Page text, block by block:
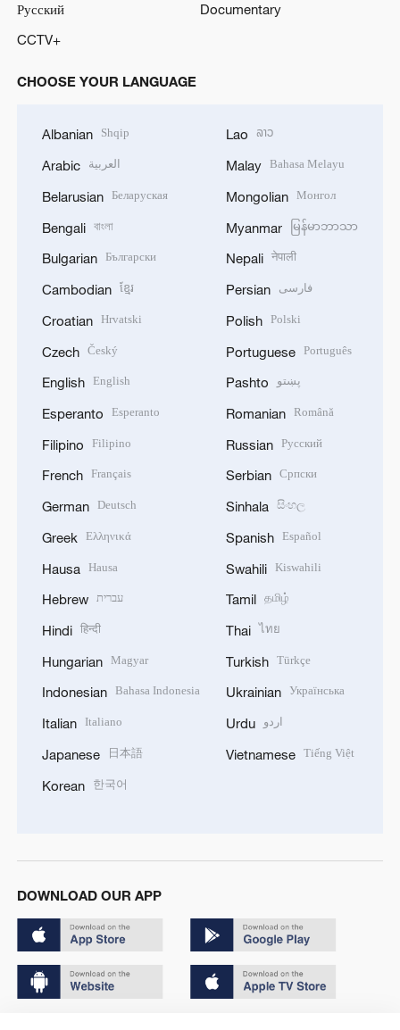
Русский
Documentary
CCTV+
CHOOSE YOUR LANGUAGE
Albanian Shqip
Arabic العربية
Belarusian Беларуская
Bengali বাংলা
Bulgarian Български
Cambodian ខ្មែរ
Croatian Hrvatski
Czech Český
English English
Esperanto Esperanto
Filipino Filipino
French Français
German Deutsch
Greek Ελληνικά
Hausa Hausa
Hebrew עברית
Hindi हिन्दी
Hungarian Magyar
Indonesian Bahasa Indonesia
Italian Italiano
Japanese 日本語
Korean 한국어
Lao ລາວ
Malay Bahasa Melayu
Mongolian Монгол
Myanmar မြန်မာဘာသာ
Nepali नेपाली
Persian فارسی
Polish Polski
Portuguese Português
Pashto پښتو
Romanian Română
Russian Русский
Serbian Српски
Sinhala සිංහල
Spanish Español
Swahili Kiswahili
Tamil தமிழ்
Thai ไทย
Turkish Türkçe
Ukrainian Українська
Urdu اردو
Vietnamese Tiếng Việt
DOWNLOAD OUR APP